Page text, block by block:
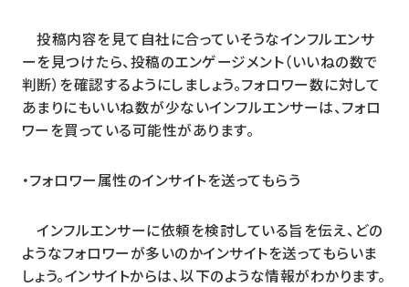
投稿内容を見て自社に合っていそうなインフルエンサ
ーを見つけたら、投稿のエンゲージメント（いいねの数で
判断）を確認するようにしましょう。フォロワー数に対して
あまりにもいいね数が少ないインフルエンサーは、フォロ
ワーを買っている可能性があります。
・フォロワー属性のインサイトを送ってもらう
インフルエンサーに依頼を検討している旨を伝え、どの
ようなフォロワーが多いのかインサイトを送ってもらいま
しょう。インサイトからは、以下のような情報がわかります。